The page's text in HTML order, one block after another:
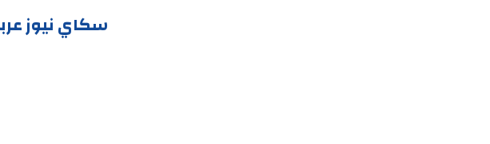
سكاي نيوز